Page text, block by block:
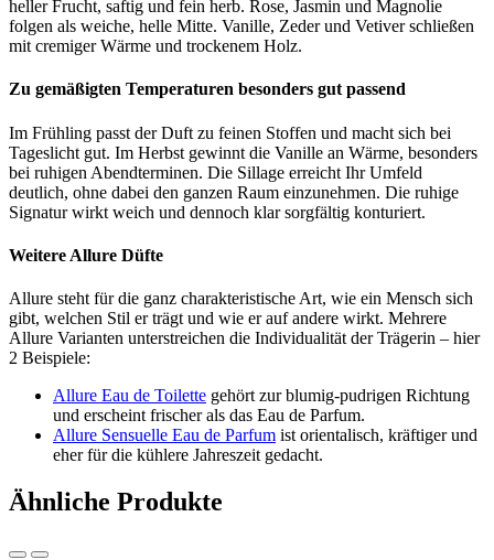
heller Frucht, saftig und fein herb. Rose, Jasmin und Magnolie
folgen als weiche, helle Mitte. Vanille, Zeder und Vetiver schließen
mit cremiger Wärme und trockenem Holz.
Zu gemäßigten Temperaturen besonders gut passend
Im Frühling passt der Duft zu feinen Stoffen und macht sich bei
Tageslicht gut. Im Herbst gewinnt die Vanille an Wärme, besonders
bei ruhigen Abendterminen. Die Sillage erreicht Ihr Umfeld
deutlich, ohne dabei den ganzen Raum einzunehmen. Die ruhige
Signatur wirkt weich und dennoch klar sorgfältig konturiert.
Weitere Allure Düfte
Allure steht für die ganz charakteristische Art, wie ein Mensch sich
gibt, welchen Stil er trägt und wie er auf andere wirkt. Mehrere
Allure Varianten unterstreichen die Individualität der Trägerin – hier
2 Beispiele:
Allure Eau de Toilette gehört zur blumig-pudrigen Richtung
und erscheint frischer als das Eau de Parfum.
Allure Sensuelle Eau de Parfum ist orientalisch, kräftiger und
eher für die kühlere Jahreszeit gedacht.
Ähnliche Produkte